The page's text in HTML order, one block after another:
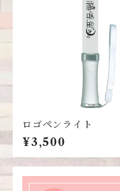
ロゴペンライト
¥3,500